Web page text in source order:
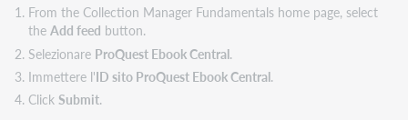
No
Settimanale
Abbonamento ebook Ebook Central Aerospace
From the Collection Manager Fundamentals home page, select
the Add feed button.
Selezionare ProQuest Ebook Central.
Immettere l'ID sito ProQuest Ebook Central.
Click Submit.